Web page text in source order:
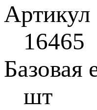
Артикул
16465
Базовая
шт